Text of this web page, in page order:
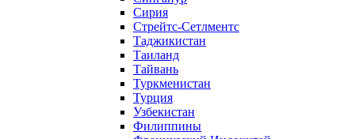
Сирия
Стрейтс-Сетлментс
Таджикистан
Таиланд
Тайвань
Туркменистан
Турция
Узбекистан
Филиппины